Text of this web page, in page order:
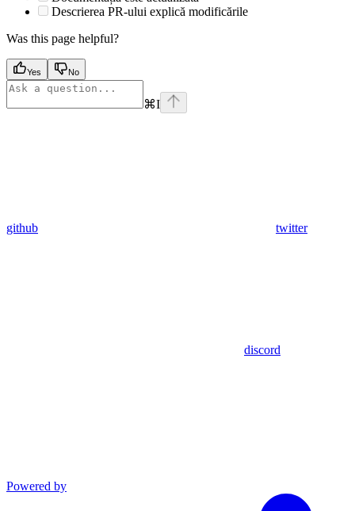
Descrierea PR-ului explică modificările
Was this page helpful?
Yes No
⌘I
github twitter
discord
Powered by